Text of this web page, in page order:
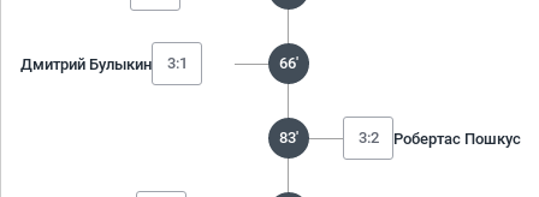
Дмитрий Булыкин 3:1 66'
83' 3:2 Робертас Пошкус